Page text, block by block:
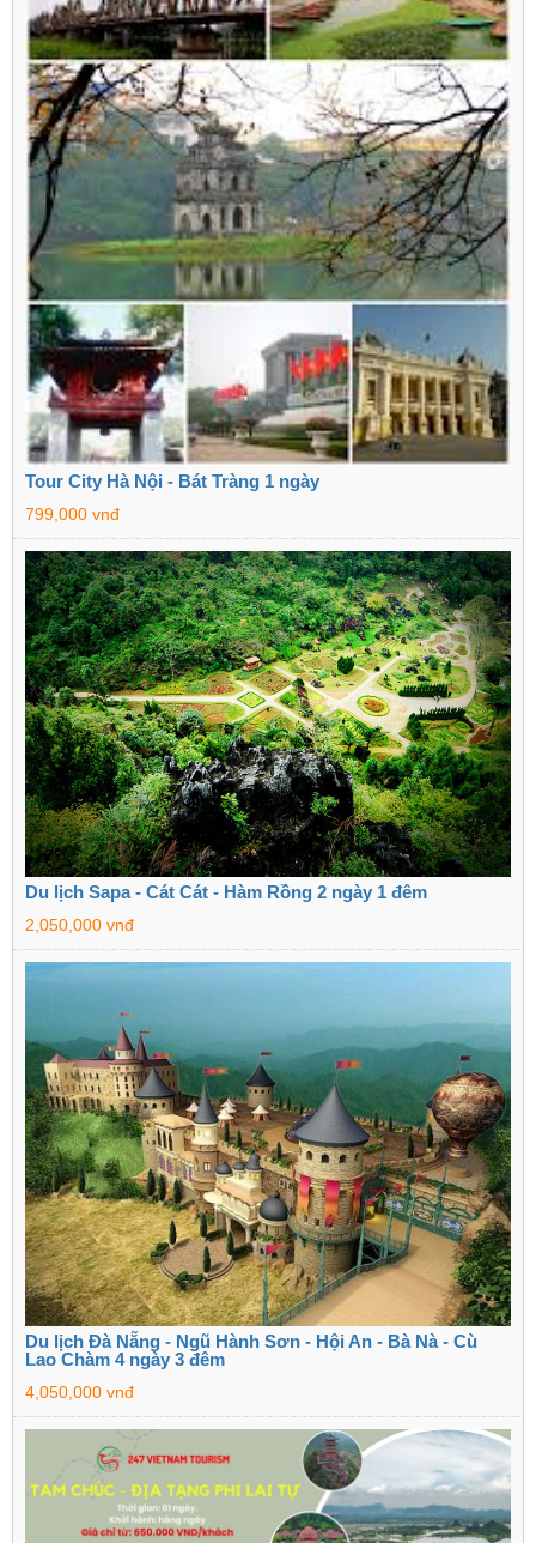
Tour City Hà Nội - Bát Tràng 1 ngày
799,000 vnđ
Du lịch Sapa - Cát Cát - Hàm Rồng 2 ngày 1 đêm
2,050,000 vnđ
Du lịch Đà Nẵng - Ngũ Hành Sơn - Hội An - Bà Nà - Cù
Lao Chàm 4 ngày 3 đêm
4,050,000 vnđ